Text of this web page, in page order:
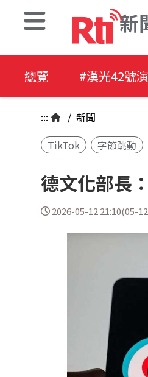
新
總覽 #漢光42號
::: / 新聞
TikTok
字節跳動
德文化部長
2026-05-12 21:10(05-